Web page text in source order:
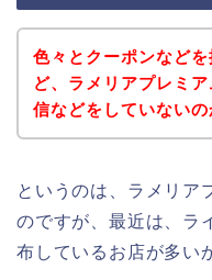
色々とクーポンなど
ど、ラメリアプレミ
信などをしていないの
というのは、ラメリア
のですが、最近は、ラ
布しているお店が多い